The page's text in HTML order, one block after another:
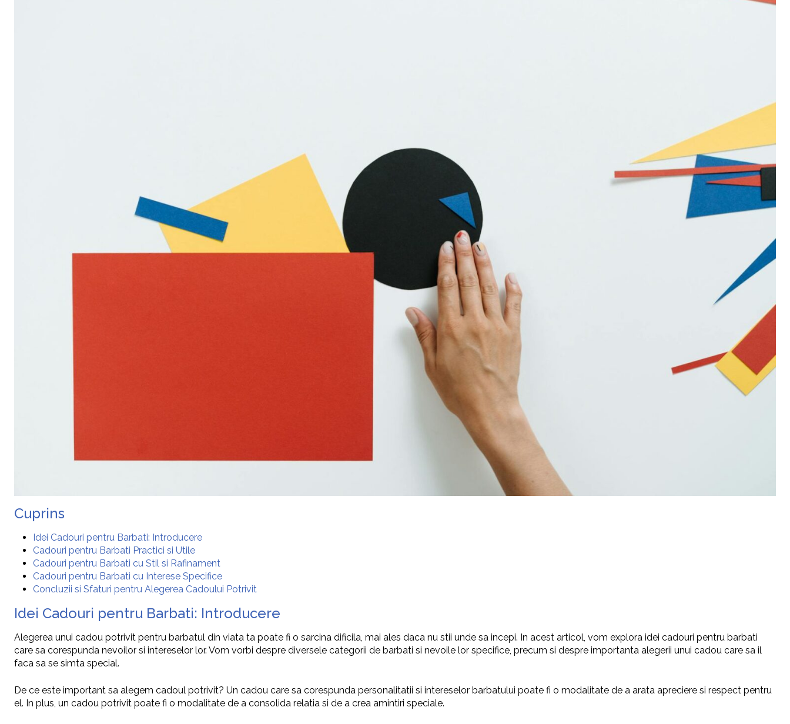
Cuprins
Idei Cadouri pentru Barbati: Introducere
Cadouri pentru Barbati Practici si Utile
Cadouri pentru Barbati cu Stil si Rafinament
Cadouri pentru Barbati cu Interese Specifice
Concluzii si Sfaturi pentru Alegerea Cadoului Potrivit
Idei Cadouri pentru Barbati: Introducere
Alegerea unui cadou potrivit pentru barbatul din viata ta poate fi o sarcina dificila, mai ales daca nu stii unde sa incepi. In acest articol, vom explora idei cadouri pentru barbati
care sa corespunda nevoilor si intereselor lor. Vom vorbi despre diversele categorii de barbati si nevoile lor specifice, precum si despre importanta alegerii unui cadou care sa il
faca sa se simta special.
De ce este important sa alegem cadoul potrivit? Un cadou care sa corespunda personalitatii si intereselor barbatului poate fi o modalitate de a arata apreciere si respect pentru
el. In plus, un cadou potrivit poate fi o modalitate de a consolida relatia si de a crea amintiri speciale.